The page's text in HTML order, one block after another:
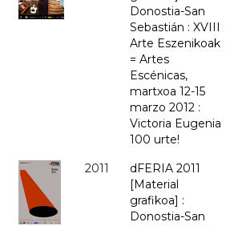
Donostia-San
Sebastián : XVIII
Arte Eszenikoak
= Artes
Escénicas,
martxoa 12-15
marzo 2012 :
Victoria Eugenia
100 urte!
2011
dFERIA 2011
[Material
grafikoa] :
Donostia-San